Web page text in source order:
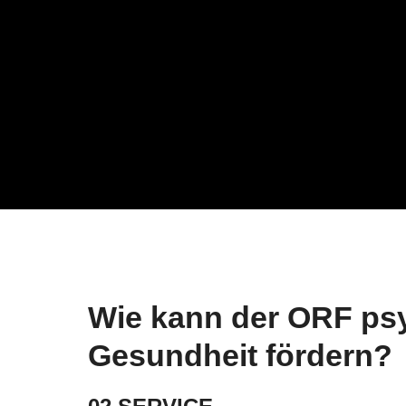
Wie kann der ORF
Gesundheit fördern?